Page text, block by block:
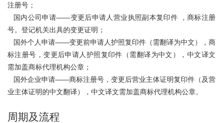
注册号；
国内公司申请——变更后申请人营业执照副本复印件 ，商标注册
号。登记机关出具的变更证明；
国外个人申请——变更前申请人护照复印件（需翻译为中文），商
标注册号，变更后申请人护照复印件（需翻译为中文），中文译文
需加盖商标代理机构公章；
国外企业申请——商标注册号，变更后营业主体证明复印件（及营
业主体证明的中文翻译），中文译文需加盖商标代理机构公章。
周期及流程